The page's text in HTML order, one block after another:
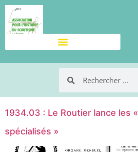
1934.03 : Le Routier lance les
spécialisés »